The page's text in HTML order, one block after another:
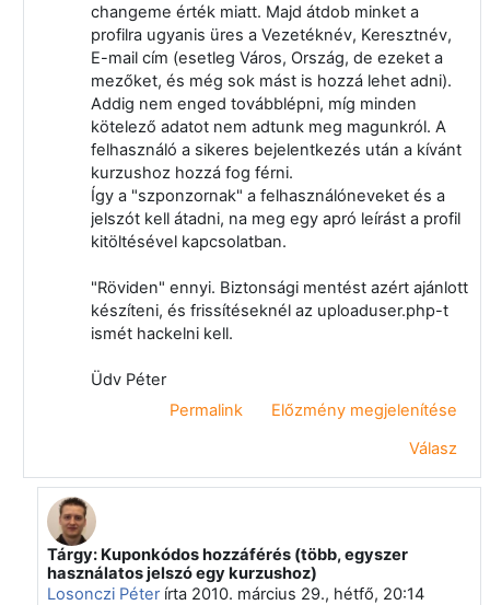
changeme érték miatt. Majd átdob minket a
profilra ugyanis üres a Vezetéknév, Keresztnév,
E-mail cím (esetleg Város, Ország, de ezeket a
mezőket, és még sok mást is hozzá lehet adni).
Addig nem enged továbblépni, míg minden
kötelező adatot nem adtunk meg magunkról. A
felhasználó a sikeres bejelentkezés után a kívánt
kurzushoz hozzá fog férni.
Így a "szponzornak" a felhasználóneveket és a
jelszót kell átadni, na meg egy apró leírást a profil
kitöltésével kapcsolatban.
"Röviden" ennyi. Biztonsági mentést azért ajánlott
készíteni, és frissítéseknél az uploaduser.php-t
ismét hackelni kell.
Üdv Péter
Permalink
Előzmény megjelenítése
Válasz
Válasz erre: Losonczi Péter
Tárgy: Kuponkódos hozzáférés (több, egyszer
használatos jelszó egy kurzushoz)
Losonczi Péterírta 2010. március 29., hétfő, 20:14